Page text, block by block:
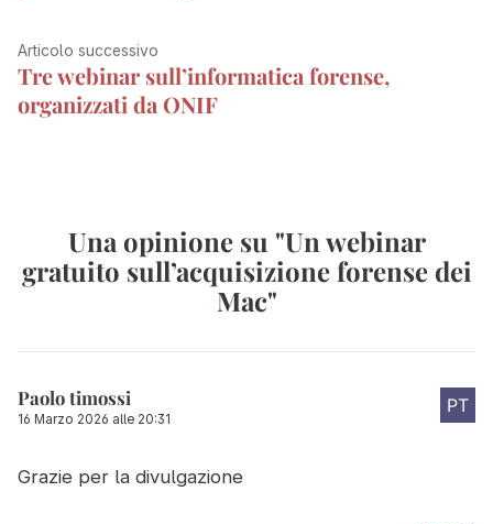
Articolo successivo
successivo:
Tre webinar sull’informatica forense,
organizzati da ONIF
Una opinione su "Un webinar
gratuito sull’acquisizione forense dei
Mac"
Paolo timossi
16 Marzo 2026 alle 20:31
Grazie per la divulgazione